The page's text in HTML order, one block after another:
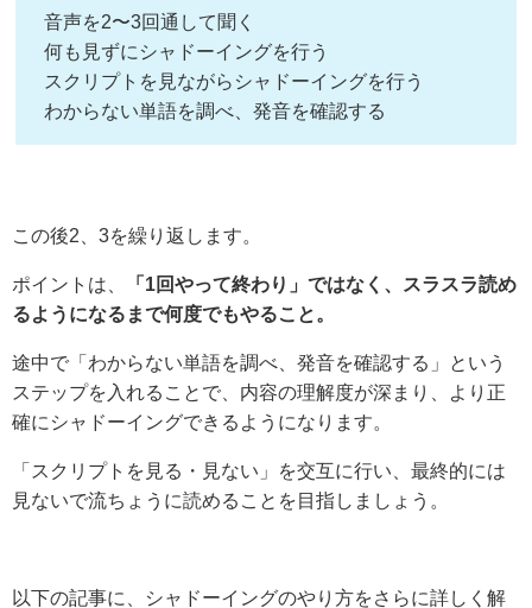
音声を2〜3回通して聞く
何も見ずにシャドーイングを行う
スクリプトを見ながらシャドーイングを行う
わからない単語を調べ、発音を確認する
この後2、3を繰り返します。
ポイントは、
「1回やって終わり」ではなく、スラスラ読め
るようになるまで何度でもやること。
途中で「わからない単語を調べ、発音を確認する」という
ステップを入れることで、内容の理解度が深まり、より正
確にシャドーイングできるようになります。
「スクリプトを見る・見ない」を交互に行い、最終的には
見ないで流ちょうに読めることを目指しましょう。
以下の記事に、シャドーイングのやり方をさらに詳しく解